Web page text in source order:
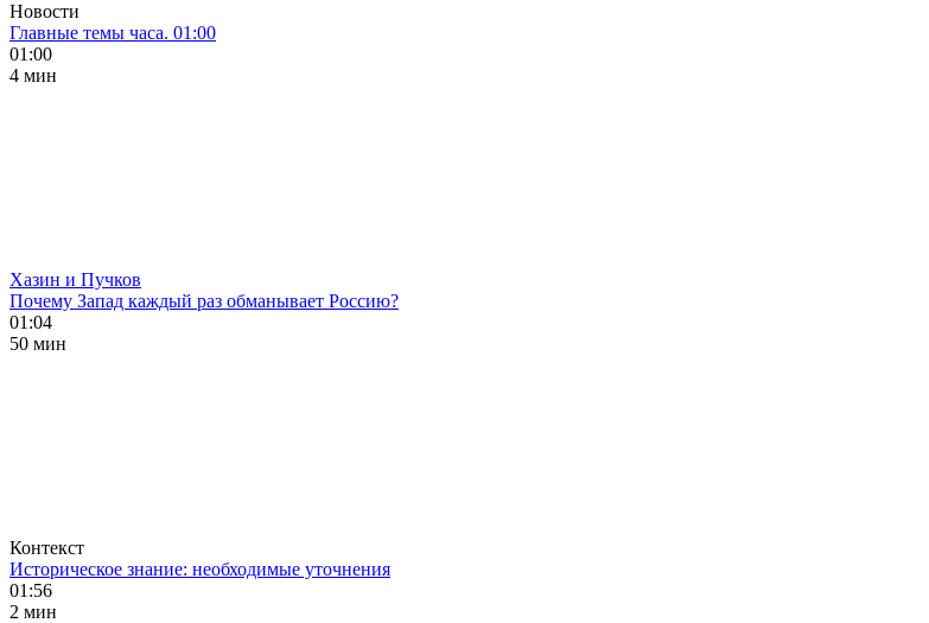
Новости
Главные темы часа. 01:00
01:00
4 мин
Хазин и Пучков
Почему Запад каждый раз обманывает Россию?
01:04
50 мин
Контекст
Историческое знание: необходимые уточнения
01:56
2 мин